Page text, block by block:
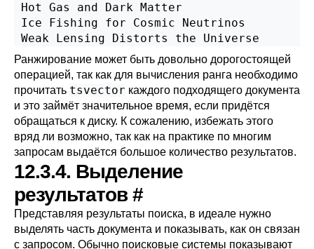
Hot Gas and Dark Matter
Ice Fishing for Cosmic Neutrinos
Ранжирование может быть довольно дорогостоящей
операцией, так как для вычисления ранга необходимо
прочитать tsvector каждого подходящего документа
и это займёт значительное время, если придётся
обращаться к диску. К сожалению, избежать этого
вряд ли возможно, так как на практике по многим
запросам выдаётся большое количество результатов.
12.3.4. Выделение
результатов #
Представляя результаты поиска, в идеале нужно
выделять часть документа и показывать, как он связан
с запросом. Обычно поисковые системы показывают